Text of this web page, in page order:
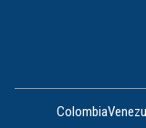
Colombia